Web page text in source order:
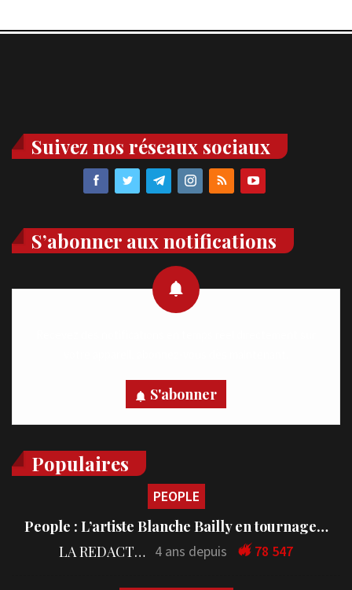
Suivez nos réseaux sociaux
S’abonner aux notifications
S'abonner
Populaires
PEOPLE
People : L’artiste Blanche Bailly en tournage…
LA REDACTION 4 ans depuis 78 547